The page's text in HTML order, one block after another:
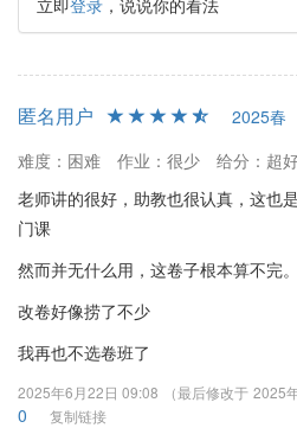
立即登录 ，说说你的看法
匿名用户
2025春
难度：困难
作业：很少 给分：超
老师讲的很好，助教也很认真，这也
门课
然而并无什么用，这卷子根本算不完。
改卷好像捞了不少
我再也不选卷班了
2025年6月22日 09:08 （最后修改于 2025
0
复制链接